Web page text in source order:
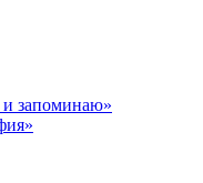
запоминаю»